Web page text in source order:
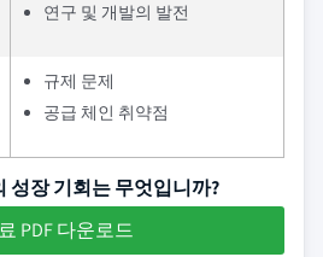
연구 및 개발의 발전
규제 문제
공급 체인 취약점
성장 기회는 무엇입니까?
PDF 다운로드